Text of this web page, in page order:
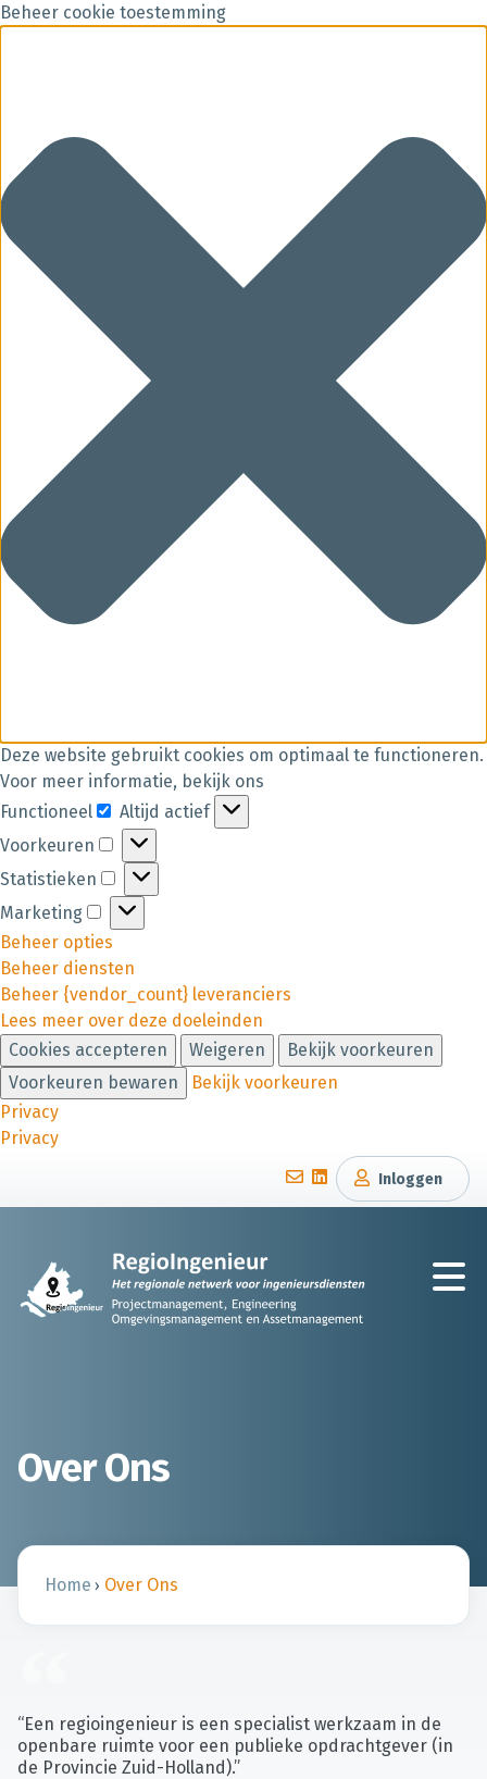
Beheer cookie toestemming
Deze website gebruikt cookies om optimaal te functioneren.
Voor meer informatie, bekijk ons
Functioneel
Altijd actief
Voorkeuren
Statistieken
Marketing
Beheer opties
Beheer diensten
Beheer {vendor_count} leveranciers
Lees meer over deze doeleinden
Cookies accepteren
Weigeren
Bekijk voorkeuren
Voorkeuren bewaren
Bekijk voorkeuren
Privacy
Privacy
Inloggen
Over Ons
Home › Over Ons
“Een regioingenieur is een specialist werkzaam in de
openbare ruimte voor een publieke opdrachtgever (in
de Provincie Zuid-Holland).”